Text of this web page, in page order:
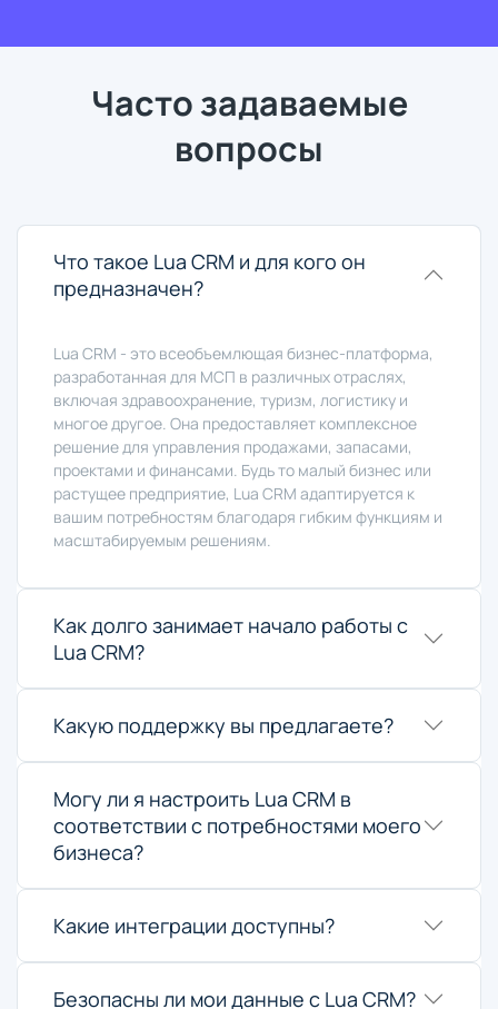
Часто задаваемые
вопросы
Что такое Lua CRM и для кого он
предназначен?
Lua CRM - это всеобъемлющая бизнес-платформа,
разработанная для МСП в различных отраслях,
включая здравоохранение, туризм, логистику и
многое другое. Она предоставляет комплексное
решение для управления продажами, запасами,
проектами и финансами. Будь то малый бизнес или
растущее предприятие, Lua CRM адаптируется к
вашим потребностям благодаря гибким функциям и
масштабируемым решениям.
Как долго занимает начало работы с
Lua CRM?
Какую поддержку вы предлагаете?
Могу ли я настроить Lua CRM в
соответствии с потребностями моего
бизнеса?
Какие интеграции доступны?
Безопасны ли мои данные с Lua CRM?